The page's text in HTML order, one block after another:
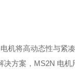
机将高动态性与紧
方案，MS2N 电机